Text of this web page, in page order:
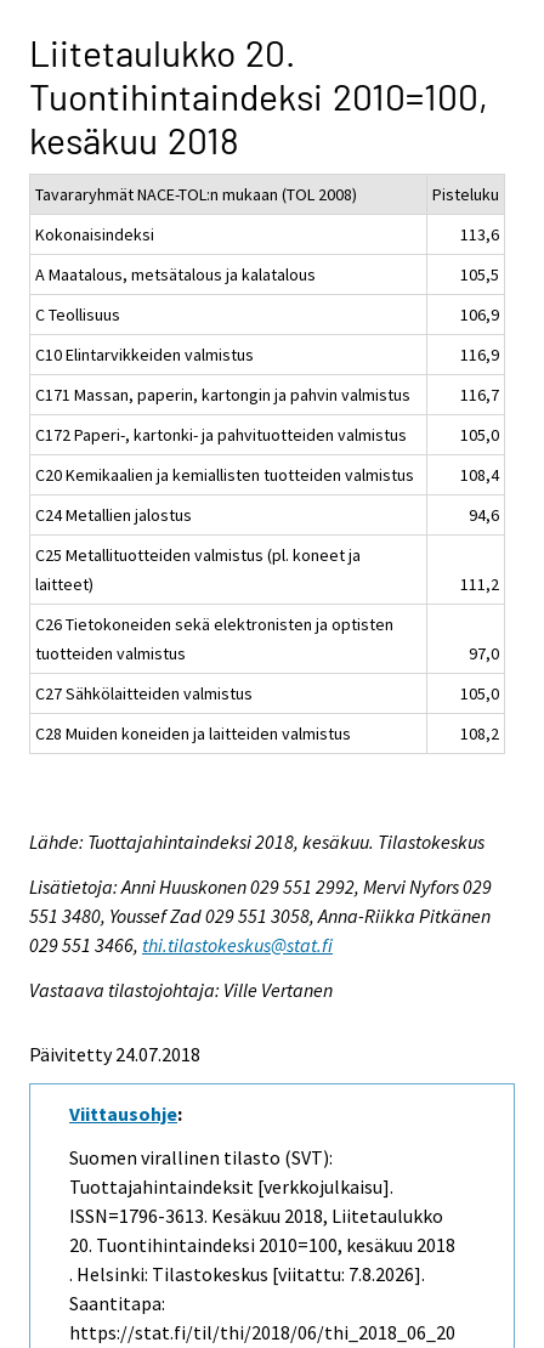
Liitetaulukko 20.
Tuontihintaindeksi 2010=100,
kesäkuu 2018
Tavararyhmät NACE-TOL:n mukaan (TOL 2008)
Pisteluku
Kokonaisindeksi
113,6
A Maatalous, metsätalous ja kalatalous
105,5
C Teollisuus
106,9
C10 Elintarvikkeiden valmistus
116,9
C171 Massan, paperin, kartongin ja pahvin valmistus
116,7
C172 Paperi-, kartonki- ja pahvituotteiden valmistus
105,0
C20 Kemikaalien ja kemiallisten tuotteiden valmistus
108,4
C24 Metallien jalostus
94,6
C25 Metallituotteiden valmistus (pl. koneet ja
laitteet)
111,2
C26 Tietokoneiden sekä elektronisten ja optisten
tuotteiden valmistus
97,0
C27 Sähkölaitteiden valmistus
105,0
C28 Muiden koneiden ja laitteiden valmistus
108,2
Lähde: Tuottajahintaindeksi 2018, kesäkuu. Tilastokeskus
Lisätietoja: Anni Huuskonen 029 551 2992, Mervi Nyfors 029
551 3480, Youssef Zad 029 551 3058, Anna-Riikka Pitkänen
029 551 3466, thi.tilastokeskus@stat.fi
Vastaava tilastojohtaja: Ville Vertanen
Päivitetty 24.07.2018
Viittausohje:
Suomen virallinen tilasto (SVT):
Tuottajahintaindeksit [verkkojulkaisu].
ISSN=1796-3613. Kesäkuu 2018, Liitetaulukko
20. Tuontihintaindeksi 2010=100, kesäkuu 2018
. Helsinki: Tilastokeskus [viitattu: 7.8.2026].
Saantitapa:
https://stat.fi/til/thi/2018/06/thi_2018_06_20